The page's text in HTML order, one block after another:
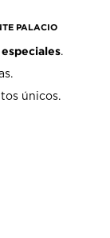
PALACIO
.
únicos.